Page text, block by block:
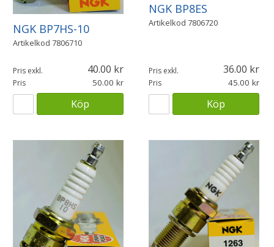
NGK BP7HS-10
Artikelkod 7806710
Pris exkl. 40.00
Pris 50.00
Köp
NGK BP8ES
Artikelkod 7806720
Pris exkl. 36.00
Pris 45.00
Köp